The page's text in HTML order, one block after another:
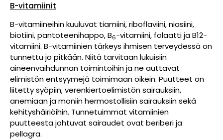
B-vitamiinit
B-vitamiineihin kuuluvat tiamiini, riboflaviini, niasiini,
biotiini, pantoteenihappo, B6-vitamiini, folaatti ja B12-
vitamiini. B-vitamiinien tärkeys ihmisen terveydessä on
tunnettu jo pitkään. Niitä tarvitaan lukuisiin
aineenvaihdunnan toimintoihin ja ne auttavat
elimistön entsyymejä toimimaan oikein. Puutteet on
liitetty syöpiin, verenkiertoelimistön sairauksiin,
anemiaan ja moniin hermostollisiin sairauksiin sekä
kehityshäiriöihin. Tunnetuimmat vitamiinien
puutteesta johtuvat sairaudet ovat beriberi ja
pellagra.